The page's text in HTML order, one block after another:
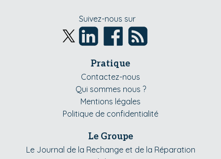
Suivez-nous sur
Pratique
Contactez-nous
Qui sommes nous ?
Mentions légales
Politique de confidentialité
Le Groupe
Le Journal de la Rechange et de la Réparation